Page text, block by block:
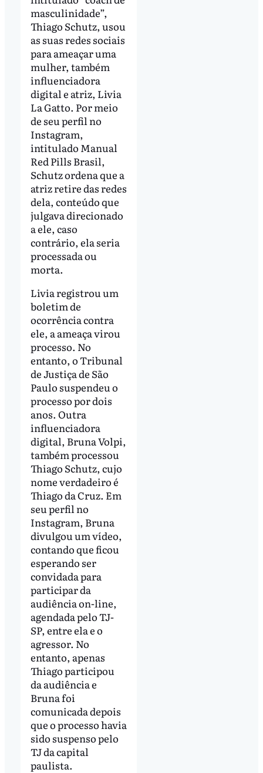
masculinidade”,
Thiago Schutz, usou
as suas redes sociais
para ameaçar uma
mulher, também
influenciadora
digital e atriz, Livia
La Gatto. Por meio
de seu perfil no
Instagram,
intitulado Manual
Red Pills Brasil,
Schutz ordena que a
atriz retire das redes
dela, conteúdo que
julgava direcionado
a ele, caso
contrário, ela seria
processada ou
morta.
Livia registrou um
boletim de
ocorrência contra
ele, a ameaça virou
processo. No
entanto, o Tribunal
de Justiça de São
Paulo suspendeu o
processo por dois
anos. Outra
influenciadora
digital, Bruna Volpi,
também processou
Thiago Schutz, cujo
nome verdadeiro é
Thiago da Cruz. Em
seu perfil no
Instagram, Bruna
divulgou um vídeo,
contando que ficou
esperando ser
convidada para
participar da
audiência on-line,
agendada pelo TJ-
SP, entre ela e o
agressor. No
entanto, apenas
Thiago participou
da audiência e
Bruna foi
comunicada depois
que o processo havia
sido suspenso pelo
TJ da capital
paulista.